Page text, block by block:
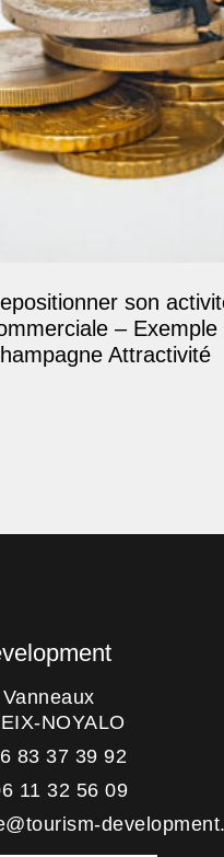
son
– Exemple
Attractivité
NOYALO
83 37 39 92
11 32 56 09